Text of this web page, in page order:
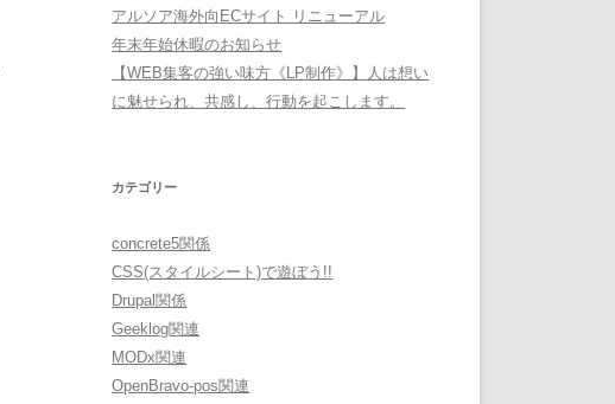
アルソア海外向ECサイト リニューアル
年末年始休暇のお知らせ
【WEB集客の強い味方《LP制作》】人は想い
に魅せられ、共感し、行動を起こします。
カテゴリー
concrete5関係
CSS(スタイルシート)で遊ぼう!!
Drupal関係
Geeklog関連
MODx関連
OpenBravo-pos関連